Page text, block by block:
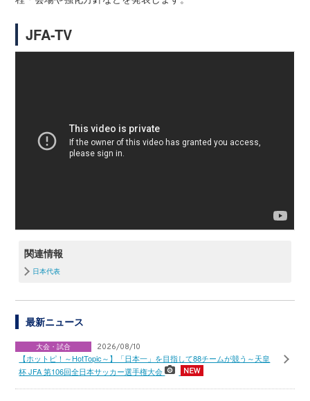
JFA-TV
関連情報
日本代表
最新ニュース
大会・試合 2026/08/10
【ホットピ！～HotTopic～】「日本一」を目指して88チームが競う～天皇
杯 JFA 第106回全日本サッカー選手権大会